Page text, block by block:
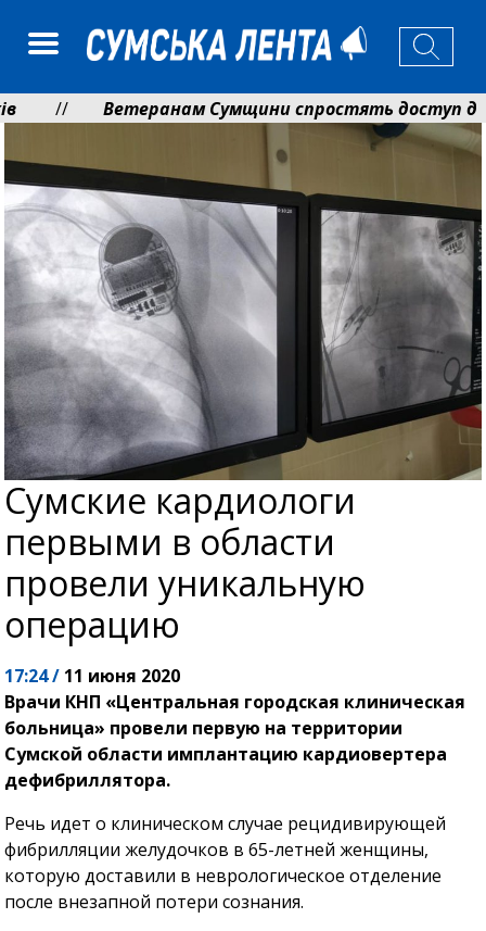
Ветеранам Сумщини спростять доступ до
Романько
Сумские кардиологи
первыми в области
провели уникальную
операцию
17:24 / 11 июня 2020
Врачи КНП «Центральная городская клиническая
больница» провели первую на территории
Сумской области имплантацию кардиовертера
дефибриллятора.
Речь идет о клиническом случае рецидивирующей
фибрилляции желудочков в 65-летней женщины,
которую доставили в неврологическое отделение
после внезапной потери сознания.